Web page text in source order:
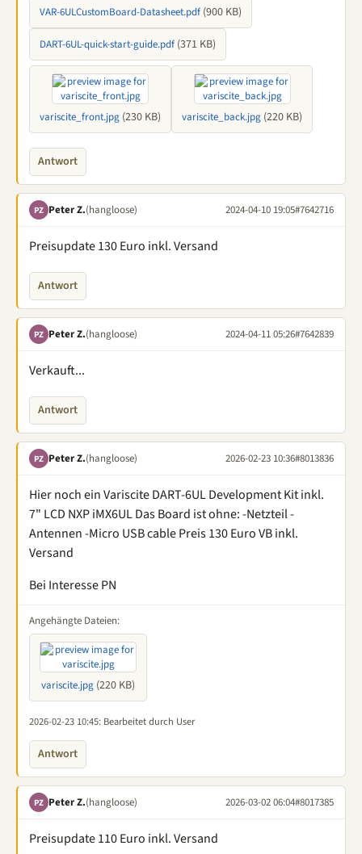
VAR-6ULCustomBoard-Datasheet.pdf (900 KB)
DART-6UL-quick-start-guide.pdf (371 KB)
variscite_front.jpg (230 KB) variscite_back.jpg (220 KB)
Antwort
PZ Peter Z.(hangloose) 2024-04-10 19:05#7642716
Preisupdate 130 Euro inkl. Versand
Antwort
PZ Peter Z.(hangloose) 2024-04-11 05:26#7642839
Verkauft...
Antwort
PZ Peter Z.(hangloose) 2026-02-23 10:36#8013836
Hier noch ein Variscite DART-6UL Development Kit inkl.
7" LCD NXP iMX6UL Das Board ist ohne: -Netzteil -
Antennen -Micro USB cable Preis 130 Euro VB inkl.
Versand
Bei Interesse PN
Angehängte Dateien:
variscite.jpg (220 KB)
2026-02-23 10:45: Bearbeitet durch User
Antwort
PZ Peter Z.(hangloose) 2026-03-02 06:04#8017385
Preisupdate 110 Euro inkl. Versand